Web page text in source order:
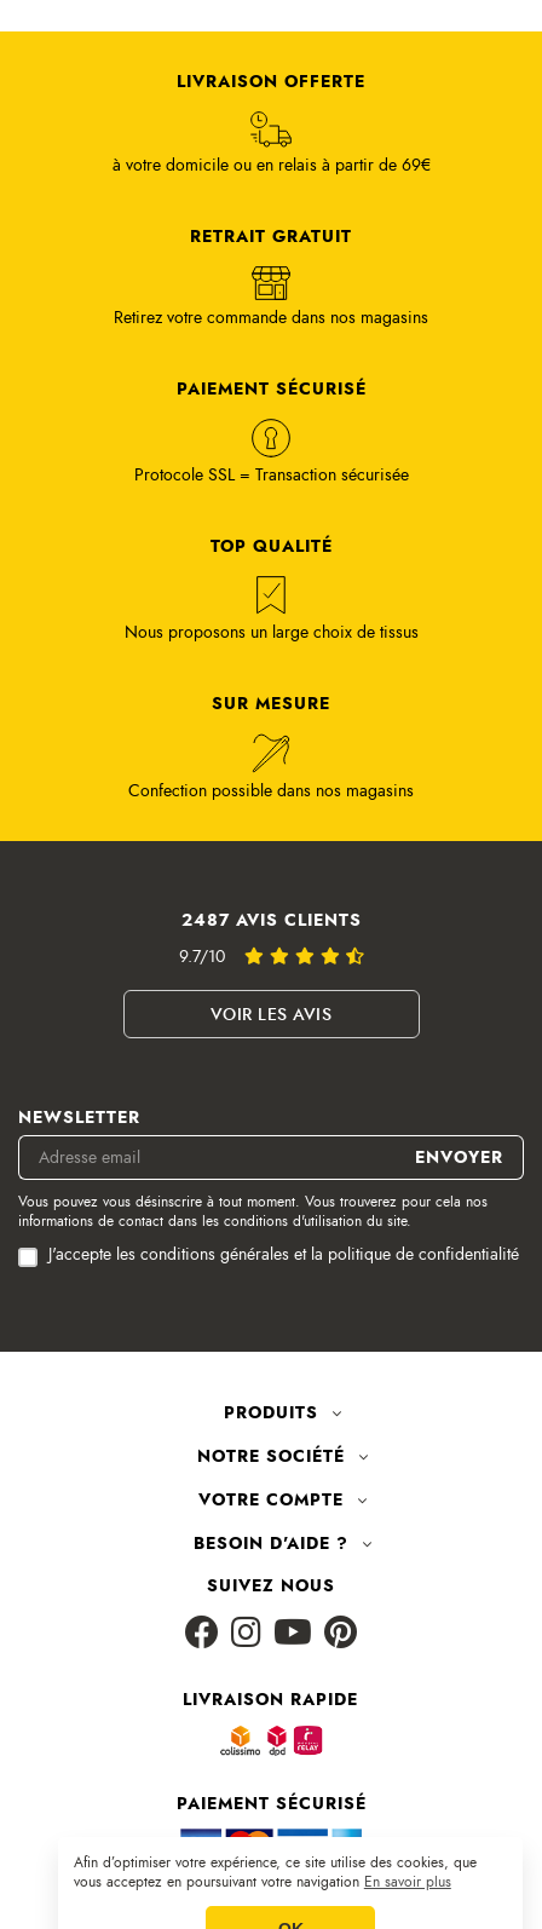
Afin d’optimiser votre expérience, ce site utilise des cookies, que
vous acceptez en poursuivant votre navigation En savoir plus
LIVRAISON OFFERTE
à votre domicile ou en relais à partir de 69€
RETRAIT GRATUIT
Retirez votre commande dans nos magasins
PAIEMENT SÉCURISÉ
Protocole SSL = Transaction sécurisée
TOP QUALITÉ
Nous proposons un large choix de tissus
SUR MESURE
Confection possible dans nos magasins
2487 AVIS CLIENTS
9.7/10
VOIR LES AVIS
NEWSLETTER
Vous pouvez vous désinscrire à tout moment. Vous trouverez pour cela nos
informations de contact dans les conditions d'utilisation du site.
J'accepte les conditions générales et la politique de confidentialité
PRODUITS
NOTRE SOCIÉTÉ
VOTRE COMPTE
BESOIN D'AIDE ?
SUIVEZ NOUS
LIVRAISON RAPIDE
PAIEMENT SÉCURISÉ
| CGV | Mentions légales